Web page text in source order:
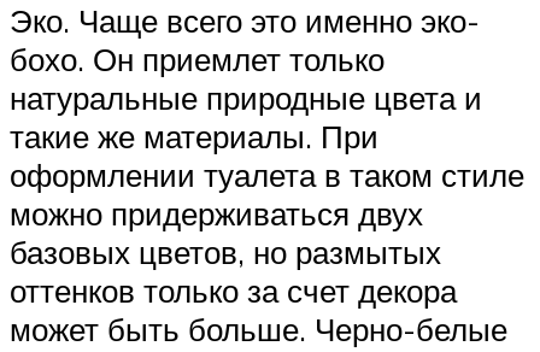
Эко. Чаще всего это именно эко-
бохо. Он приемлет только
натуральные природные цвета и
такие же материалы. При
оформлении туалета в таком стиле
можно придерживаться двух
базовых цветов, но размытых
оттенков только за счет декора
может быть больше. Черно-белые